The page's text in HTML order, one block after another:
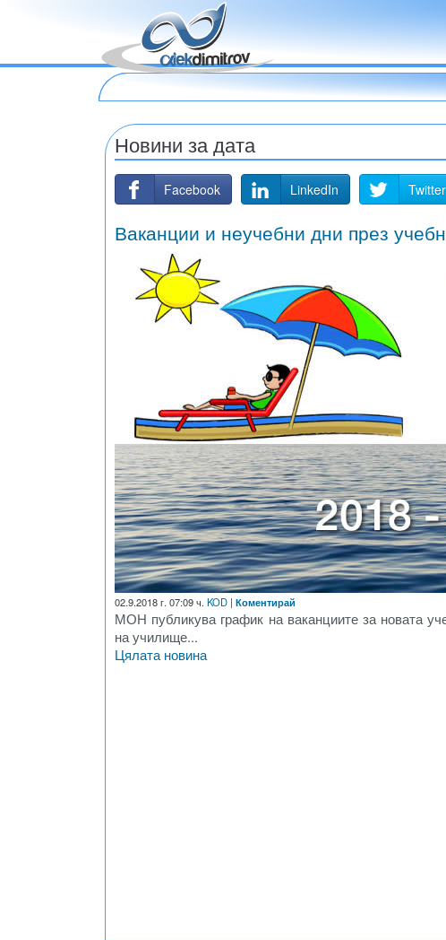
Новини за дата
Facebook LinkedIn Twitter
Ваканции и неучебни дни през
02.9.2018 г. 07:09 ч. KOD | Коментирай
МОН публикува график на ваканциите за новата
на училище...
Цялата новина